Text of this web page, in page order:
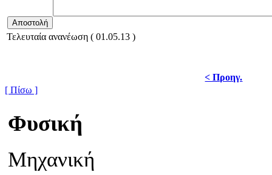
Τελευταία ανανέωση ( 01.05.13 )
< Προηγ.
[ Πίσω ]
Φυσική
Μηχανική